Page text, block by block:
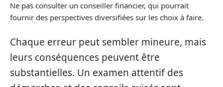
Ne pas consulter un conseiller financier, qui pourrait
fournir des perspectives diversifiées sur les choix à faire.
Chaque erreur peut sembler mineure, mais
leurs conséquences peuvent être
substantielles. Un examen attentif des